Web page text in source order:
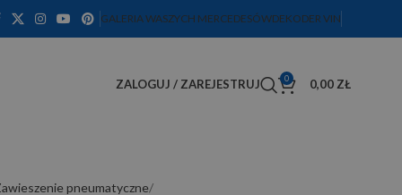
GALERIA WASZYCH MERCEDESÓWDEKODER VIN
ZALOGUJ / ZAREJESTRUJ 0 0,00 ZŁ
pneumatyczne